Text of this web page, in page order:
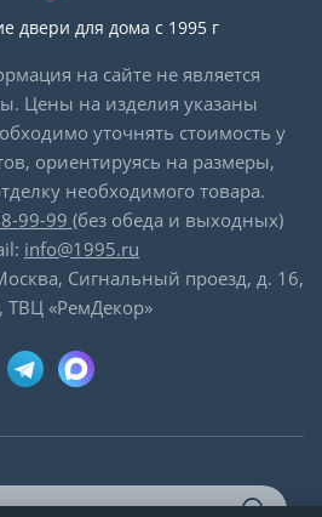
двери для дома с 1995 г
на сайте не является
Цены на изделия указаны
уточнять стоимость у
ориентируясь на размеры,
необходимого товара.
99-99 (без обеда и выходных)
info@1995.ru
Сигнальный проезд, д. 16,
ТВЦ «РемДекор»